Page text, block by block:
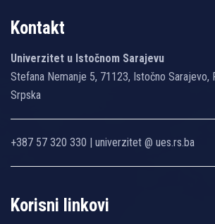
Kontakt
Univerzitet u Istočnom Sarajevu
Stefana Nemanje 5, 71123, Istočno Sarajevo,
Srpska
+387 57 320 330 | univerzitet @ ues.rs.ba
Korisni linkovi